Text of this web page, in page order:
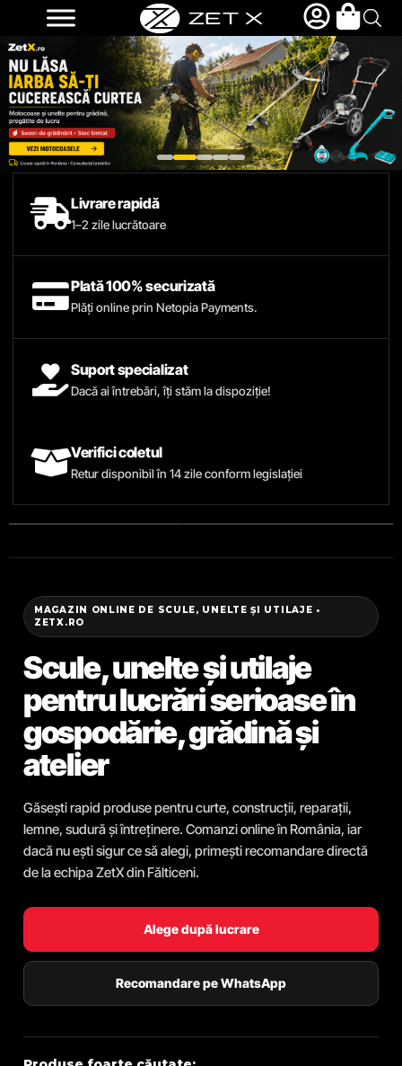
Livrare rapidă
1–2 zile lucrătoare
Plată 100% securizată
Plăți online prin Netopia Payments.
Suport specializat
Dacă ai întrebări, îți stăm la dispoziție!
Verifici coletul
Retur disponibil în 14 zile conform legislației
MAGAZIN ONLINE DE SCULE, UNELTE ȘI UTILAJE •
ZETX.RO
Scule, unelte și utilaje
pentru lucrări serioase în
gospodărie, grădină și
atelier
Găsești rapid produse pentru curte, construcții, reparații,
lemne, sudură și întreținere. Comanzi online în România, iar
dacă nu ești sigur ce să alegi, primești recomandare directă
de la echipa ZetX din Fălticeni.
Alege după lucrare
Recomandare pe WhatsApp